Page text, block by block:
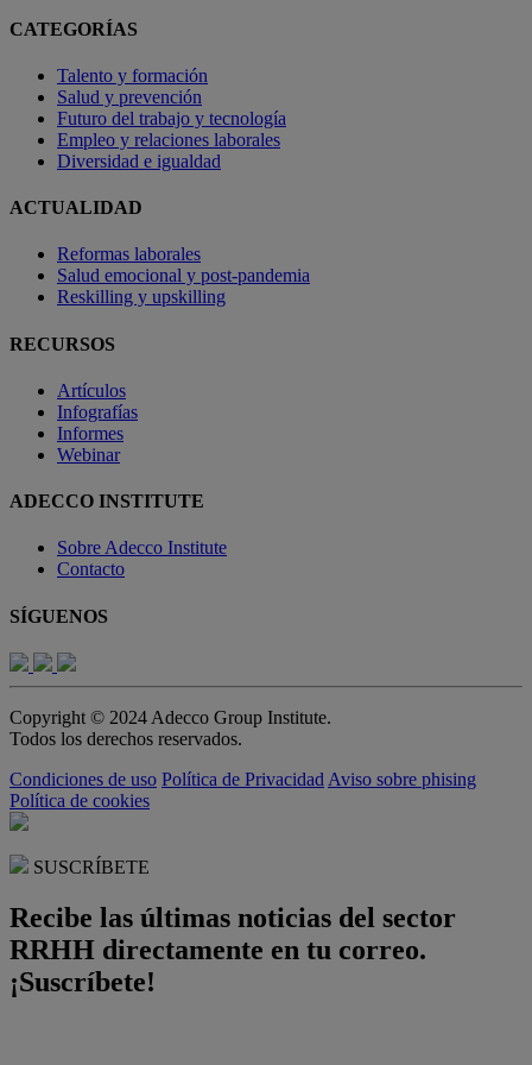
CATEGORÍAS
Talento y formación
Salud y prevención
Futuro del trabajo y tecnología
Empleo y relaciones laborales
Diversidad e igualdad
ACTUALIDAD
Reformas laborales
Salud emocional y post-pandemia
Reskilling y upskilling
RECURSOS
Artículos
Infografías
Informes
Webinar
ADECCO INSTITUTE
Sobre Adecco Institute
Contacto
SÍGUENOS
Copyright © 2024 Adecco Group Institute.
Todos los derechos reservados.
Condiciones de uso Política de Privacidad Aviso sobre phising
Política de cookies
SUSCRÍBETE
Recibe las últimas noticias del sector
RRHH directamente en tu correo.
¡Suscríbete!